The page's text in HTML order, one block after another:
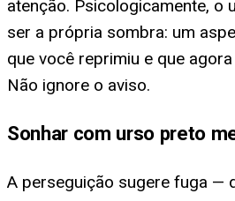
atenção. Psicologicamente, o
ser a própria sombra: um
que você reprimiu e que
Não ignore o aviso.
Sonhar com urso preto
A perseguição sugere fuga —